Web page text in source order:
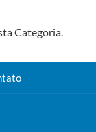
Categoria.